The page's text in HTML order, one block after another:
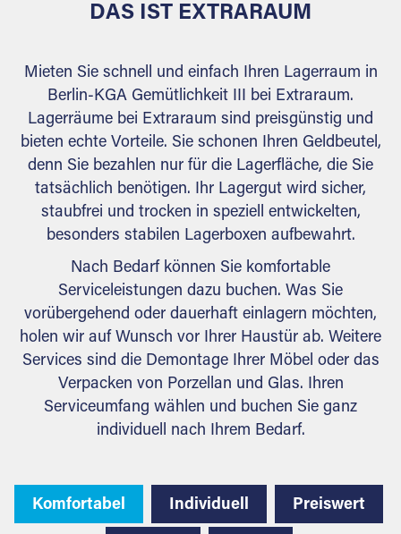
DAS IST EXTRARAUM
Mieten Sie schnell und einfach Ihren Lagerraum in
Berlin-KGA Gemütlichkeit III bei Extraraum.
Lagerräume bei Extraraum sind preisgünstig und
bieten echte Vorteile. Sie schonen Ihren Geldbeutel,
denn Sie bezahlen nur für die Lagerfläche, die Sie
tatsächlich benötigen. Ihr Lagergut wird sicher,
staubfrei und trocken in speziell entwickelten,
besonders stabilen Lagerboxen aufbewahrt.
Nach Bedarf können Sie komfortable
Serviceleistungen dazu buchen. Was Sie
vorübergehend oder dauerhaft einlagern möchten,
holen wir auf Wunsch vor Ihrer Haustür ab. Weitere
Services sind die Demontage Ihrer Möbel oder das
Verpacken von Porzellan und Glas. Ihren
Serviceumfang wählen und buchen Sie ganz
individuell nach Ihrem Bedarf.
Komfortabel Individuell Preiswert